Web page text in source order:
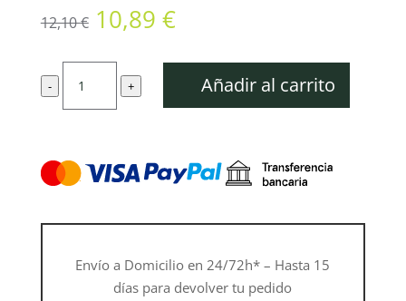
12,10€ El
precio
original
era:
12,10 €.
10,89 €El
actual
es:
10,89 €.
-
para
hojas
plana
+ Añadir al carrito
Envío a Domicilio en 24/72h* – Hasta 15
días para devolver tu pedido